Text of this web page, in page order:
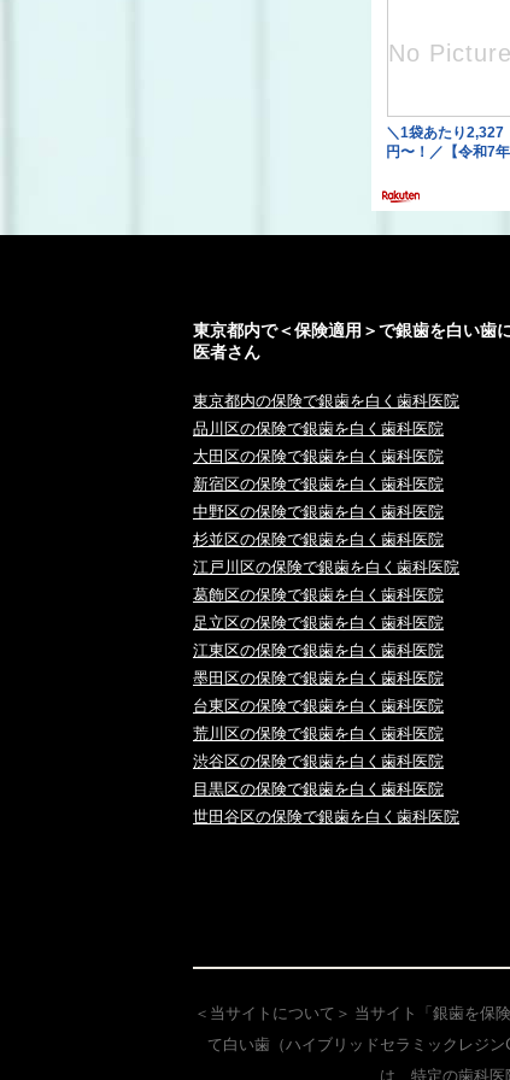
東京都内で＜保険適用＞で銀歯を白い歯
医者さん
東京都内の保険で銀歯を白く歯科医院
品川区の保険で銀歯を白く歯科医院
大田区の保険で銀歯を白く歯科医院
新宿区の保険で銀歯を白く歯科医院
中野区の保険で銀歯を白く歯科医院
杉並区の保険で銀歯を白く歯科医院
江戸川区の保険で銀歯を白く歯科医院
葛飾区の保険で銀歯を白く歯科医院
足立区の保険で銀歯を白く歯科医院
江東区の保険で銀歯を白く歯科医院
墨田区の保険で銀歯を白く歯科医院
台東区の保険で銀歯を白く歯科医院
荒川区の保険で銀歯を白く歯科医院
渋谷区の保険で銀歯を白く歯科医院
目黒区の保険で銀歯を白く歯科医院
世田谷区の保険で銀歯を白く歯科医院
＜当サイトについて＞ 当サイト「銀歯を保
て白い歯（ハイブリッドセラミックレジ
は、特定の歯科